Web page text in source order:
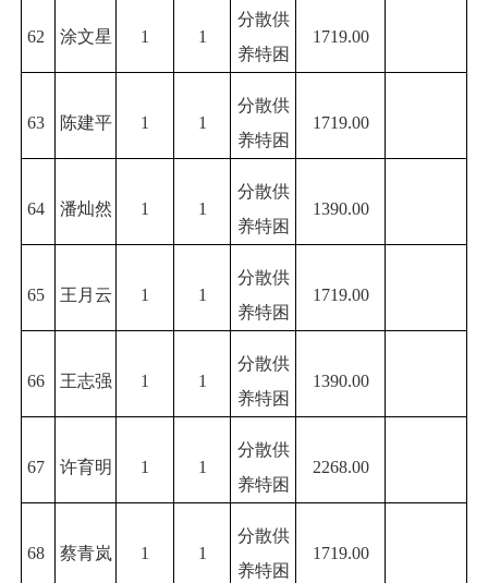
62 涂文星 1 1
分散供
养特困
1719.00
63 陈建平 1 1
分散供
养特困
1719.00
64 潘灿然 1 1
分散供
养特困
1390.00
65 王月云 1 1
分散供
养特困
1719.00
66 王志强 1 1
分散供
养特困
1390.00
67 许育明 1 1
分散供
养特困
2268.00
68 蔡青岚 1 1
分散供
养特困
1719.00